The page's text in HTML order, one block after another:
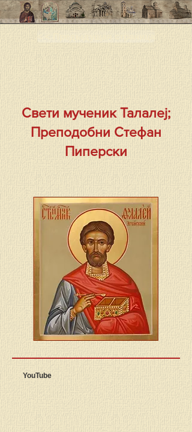
Свети мученик Талалеј;
Преподобни Стефан
Пиперски
YouTube